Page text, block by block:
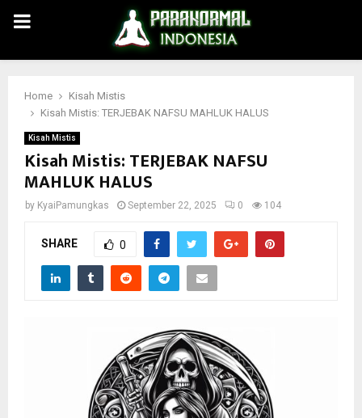
PRIMARY
MENU
Home
Kisah Mistis
Kisah Mistis: TERJEBAK NAFSU MAHLUK HALUS
Kisah Mistis
Kisah Mistis: TERJEBAK NAFSU
MAHLUK HALUS
by KyaiPamungkas September 22, 2025 0 104
SHARE 0